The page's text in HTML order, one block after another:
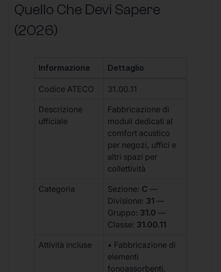
Quello Che Devi Sapere
(2026)
Informazione Dettaglio
Codice ATECO 31.00.11
Descrizione
ufficiale
Fabbricazione di
moduli dedicati al
comfort acustico
per negozi, uffici e
altri spazi per
collettività
Categoria Sezione: C —
Divisione: 31 —
Gruppo: 31.0 —
Classe: 31.00.11
Attività incluse
• Fabbricazione di
elementi
fonoassorbenti,